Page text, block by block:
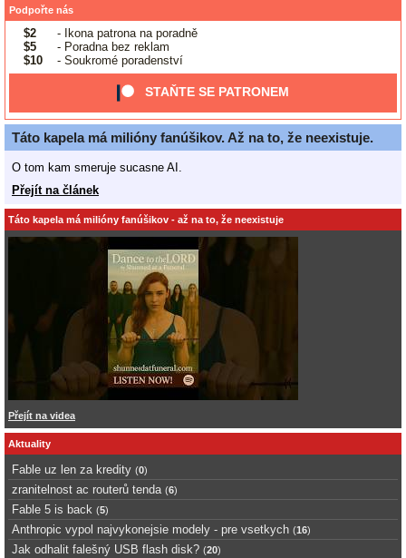
Podpořte nás
$2
- Ikona patrona na poradně
$5
- Poradna bez reklam
$10
- Soukromé poradenství
STAŇTE SE PATRONEM
Táto kapela má milióny fanúšikov. Až na to, že neexistuje.
O tom kam smeruje sucasne AI.
Přejít na článek
Táto kapela má milióny fanúšikov - až na to, že neexistuje
Přejít na videa
Aktuality
Fable uz len za kredity (0)
zranitelnost ac routerů tenda (6)
Fable 5 is back (5)
Anthropic vypol najvykonejsie modely - pre vsetkych (16)
Jak odhalit falešný USB flash disk? (20)